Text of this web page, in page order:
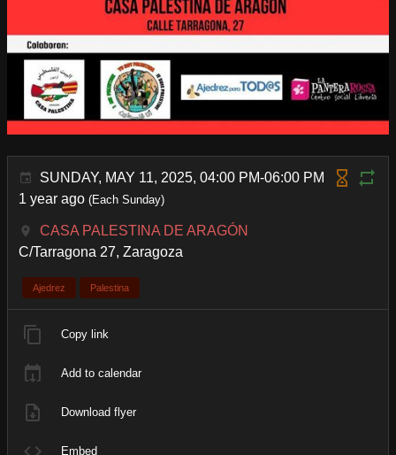
SUNDAY, MAY 11, 2025, 04:00 PM-06:00 PM
1 year ago (Each Sunday)
CASA PALESTINA DE ARAGÓN
C/Tarragona 27, Zaragoza
Ajedrez Palestina
Copy link
Add to calendar
Download flyer
Embed